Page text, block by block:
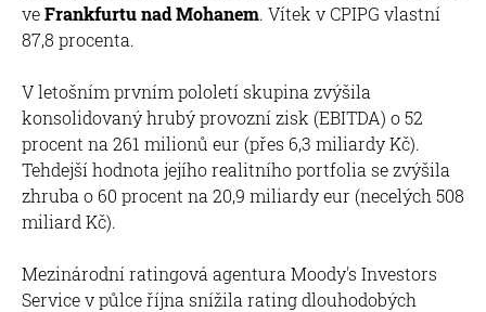
veFrankfurtu nad Mohanem. Vítek v CPIPG vlastní
87,8 procenta.
V letošním prvním pololetí skupina zvýšila
konsolidovaný hrubý provozní zisk (EBITDA) o 52
procent na 261 milionů eur (přes 6,3 miliardy Kč).
Tehdejší hodnota jejího realitního portfolia se zvýšila
zhruba o 60 procent na 20,9 miliardy eur (necelých 508
miliard Kč).
Mezinárodní ratingová agentura Moody's Investors
Service v půlce října snížila rating dlouhodobých